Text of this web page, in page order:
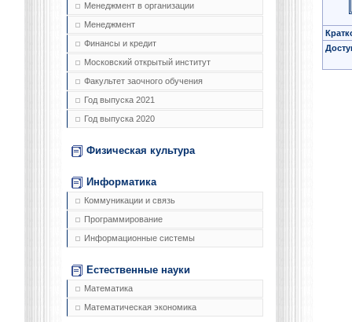
Менеджмент в организации
Менеджмент
Финансы и кредит
Московский открытый институт
Факультет заочного обучения
Год выпуска 2021
Год выпуска 2020
Физическая культура
Информатика
Коммуникации и связь
Программирование
Информационные системы
Естественные науки
Математика
Математическая экономика